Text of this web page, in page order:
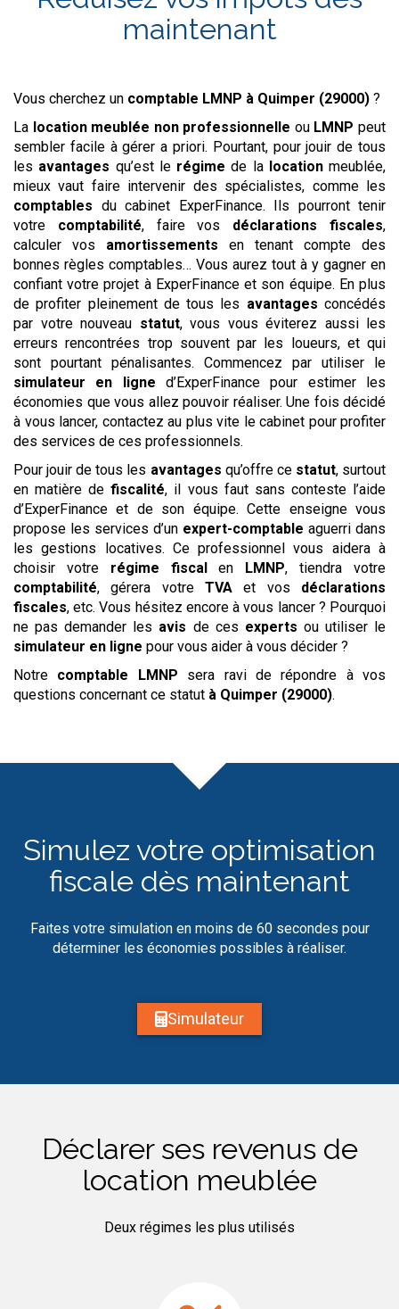
maintenant
Vous cherchez un comptable LMNP à Quimper (29000) ?
La location meublée non professionnelle ou LMNP peut
sembler facile à gérer a priori. Pourtant, pour jouir de tous
les avantages qu’est le régime de la locationmeublée,
mieux vaut faire intervenir des spécialistes, comme les
comptables du cabinet ExperFinance. Ils pourront tenir
votre comptabilité, faire vos déclarations fiscales,
calculer vos amortissements en tenant compte des
bonnes règles comptables… Vous aurez tout à y gagner en
confiant votre projet à ExperFinance et son équipe. En plus
de profiter pleinement de tous les avantages concédés
par votre nouveau statut, vous vous éviterez aussi les
erreurs rencontrées trop souvent par les loueurs, et qui
sont pourtant pénalisantes. Commencez par utiliser le
simulateur
en ligne d’ExperFinance pour estimer les
économies que vous allez pouvoir réaliser. Une fois décidé
à vous lancer, contactez au plus vite le cabinet pour profiter
des services de ces professionnels.
Pour jouir de tous les avantages qu’offre ce statut, surtout
en matière defiscalité, il vous faut sans conteste l’aide
d’ExperFinance et de son équipe. Cette enseigne vous
propose les services d’un expert-comptable aguerri dans
les gestions locatives. Ce professionnel vous aidera à
choisir votre régime fiscalen LMNP, tiendra votre
comptabilité, gérera votre TVA et vos déclarations
fiscales, etc. Vous hésitez encore à vous lancer ? Pourquoi
ne pas demander les avis de ces experts ou utiliser le
simulateur en ligne pour vous aider à vous décider ?
Notre comptable LMNP sera ravi de répondre à vos
questions concernant ce statut à Quimper (29000).
Simulez votre optimisation
fiscale dès maintenant
Faites votre simulation en moins de 60 secondes pour
déterminer les économies possibles à réaliser.
Simulateur
Déclarer ses revenus de
location meublée
Deux régimes les plus utilisés